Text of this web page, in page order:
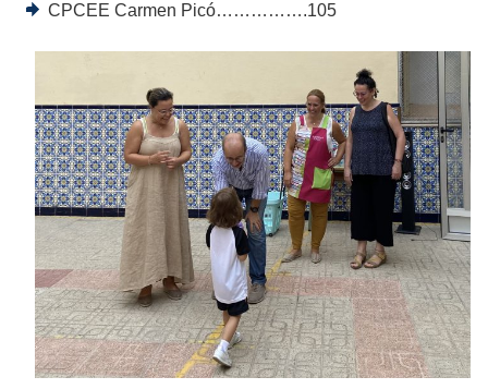
CPCEE Carmen Picó…………….105